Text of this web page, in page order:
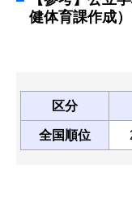
健体育課作成
区分
全国順位